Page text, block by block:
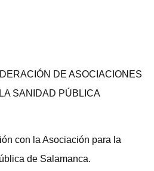
DE ASOCIACIONES
SANIDAD PÚBLICA
con la Asociación para la
de Salamanca.